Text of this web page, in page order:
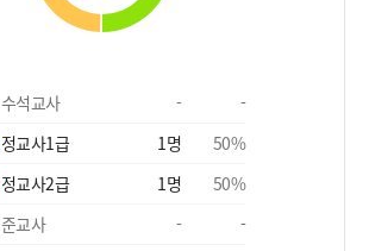
수석교사 -
-
정교사1급
1명 50%
정교사2급
1명 50%
준교사
-
-